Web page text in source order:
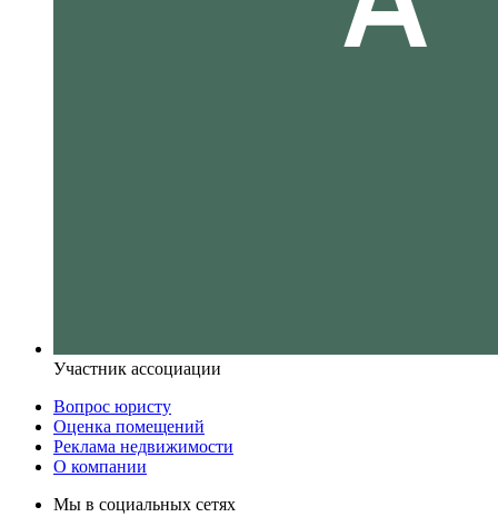
Участник ассоциации
Вопрос юристу
Оценка помещений
Реклама недвижимости
О компании
Мы в социальных сетях